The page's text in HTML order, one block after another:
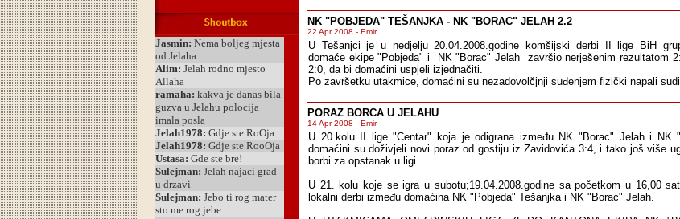
NK "POBJEDA" TEŠANJKA - NK "BORAC" JELAH 2.2
22 Apr 2008 - Emir
U Tešanjci je u nedjelju 20.04.2008.godine komšijski derbi II lige BiH
domaće ekipe "Pobjeda" i NK "Borac" Jelah završio nerješenim rezultatom
2:0, da bi domaćini uspjeli izjednačiti.
Po završetku utakmice, domaćini su nezadovolčjnji suđenjem fizički napali
PORAZ BORCA U JELAHU
14 Apr 2008 - Emir
U 20.kolu II lige "Centar" koja je odigrana između NK "Borac" Jelah i NK
domaćini su doživjeli novi poraz od gostiju iz Zavidovića 3:4, i tako još više
borbi za opstanak u ligi.
U 21. kolu koje se igra u subotu;19.04.2008.godine sa početkom u 16,00
lokalni derbi između domaćina NK "Pobjeda" Tešanjka i NK "Borac" Jelah.